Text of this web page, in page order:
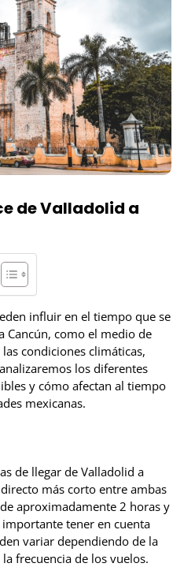
de Valladolid a
influir en el tiempo que se
Cancún, como el medio de
condiciones climáticas,
los diferentes
y cómo afectan al tiempo
mexicanas.
de llegar de Valladolid a
más corto entre ambas
aproximadamente 2 horas y
tener en cuenta
variar dependiendo de la
frecuencia de los vuelos.